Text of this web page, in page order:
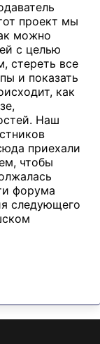
проект мы
можно
с целью
стереть все
и показать
как
Наш
приехали
чтобы
форума
следующего